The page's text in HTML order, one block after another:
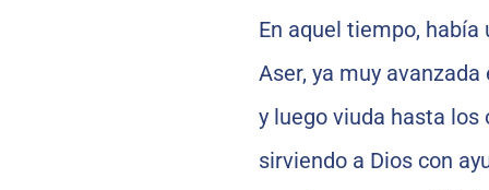
En aquel tiempo, había
Aser, ya muy
y luego viuda hasta los
sirviendo a Dios con